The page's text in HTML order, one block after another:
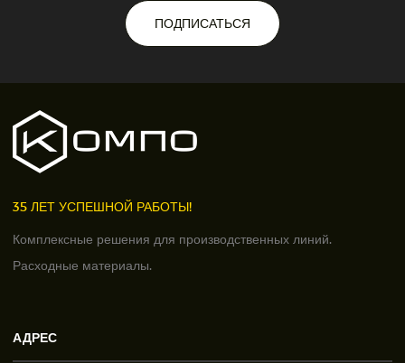
ПОДПИСАТЬСЯ
35 ЛЕТ УСПЕШНОЙ РАБОТЫ!
Комплексные решения для производственных линий.
Расходные материалы.
АДРЕС